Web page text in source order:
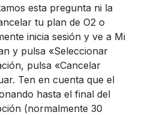
esta pregunta ni la
tu plan de O2 o
inicia sesión y ve a Mi
y pulsa «Seleccionar
pulsa «Cancelar
Ten en cuenta que el
hasta el final del
(normalmente 30